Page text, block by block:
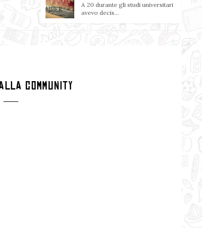
A 20 durante gli studi universitari
avevo decis...
COMMUNITY